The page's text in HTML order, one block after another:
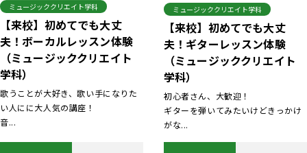
ミュージッククリエイト学科
【来校】初めてでも大丈
夫！ボーカルレッスン体験
（ミュージッククリエイト
学科）
歌うことが大好き、歌い手になりた
い人にに大人気の講座！
音...
ミュージッククリエイト学科
【来校】初めてでも大丈
夫！ギターレッスン体験
（ミュージッククリエイト
学科）
初心者さん、大歓迎！
ギターを弾いてみたいけどきっかけ
がな...